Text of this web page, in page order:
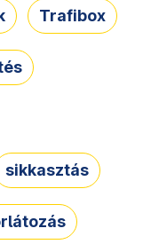
Trafibox
sikkasztás